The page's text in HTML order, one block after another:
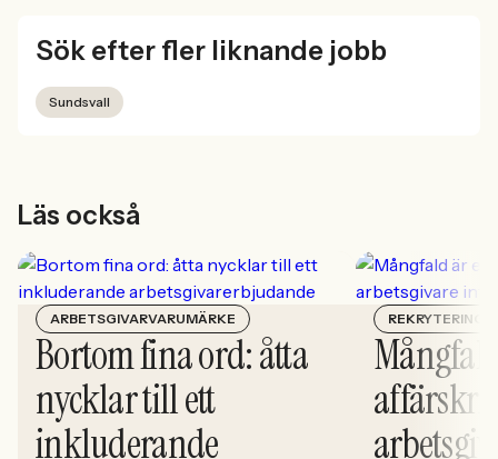
Sök efter fler liknande jobb
Sundsvall
Läs också
ARBETSGIVARVARUMÄRKE
Bortom fina ord: åtta
nycklar till ett
inkluderande
REKRYTERING